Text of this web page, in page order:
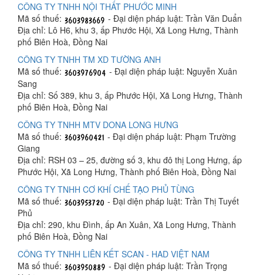
CÔNG TY TNHH NỘI THẤT PHƯỚC MINH
Mã số thuế:
- Đại diện pháp luật: Trần Văn Duẩn
Địa chỉ: Lô H6, khu 3, ấp Phước Hội, Xã Long Hưng, Thành
phố Biên Hoà, Đồng Nai
CÔNG TY TNHH TM XD TƯỜNG ANH
Mã số thuế:
- Đại diện pháp luật: Nguyễn Xuân
Sang
Địa chỉ: Số 389, khu 3, ấp Phước Hội, Xã Long Hưng, Thành
phố Biên Hoà, Đồng Nai
CÔNG TY TNHH MTV DONA LONG HƯNG
Mã số thuế:
- Đại diện pháp luật: Phạm Trường
Giang
Địa chỉ: RSH 03 – 25, đường số 3, khu đô thị Long Hưng, ấp
Phước Hội, Xã Long Hưng, Thành phố Biên Hoà, Đồng Nai
CÔNG TY TNHH CƠ KHÍ CHẾ TẠO PHỦ TÙNG
Mã số thuế:
- Đại diện pháp luật: Trần Thị Tuyết
Phủ
Địa chỉ: 290, khu Đình, ấp An Xuân, Xã Long Hưng, Thành
phố Biên Hoà, Đồng Nai
CÔNG TY TNHH LIÊN KẾT SCAN - HAD VIỆT NAM
Mã số thuế:
- Đại diện pháp luật: Trần Trọng